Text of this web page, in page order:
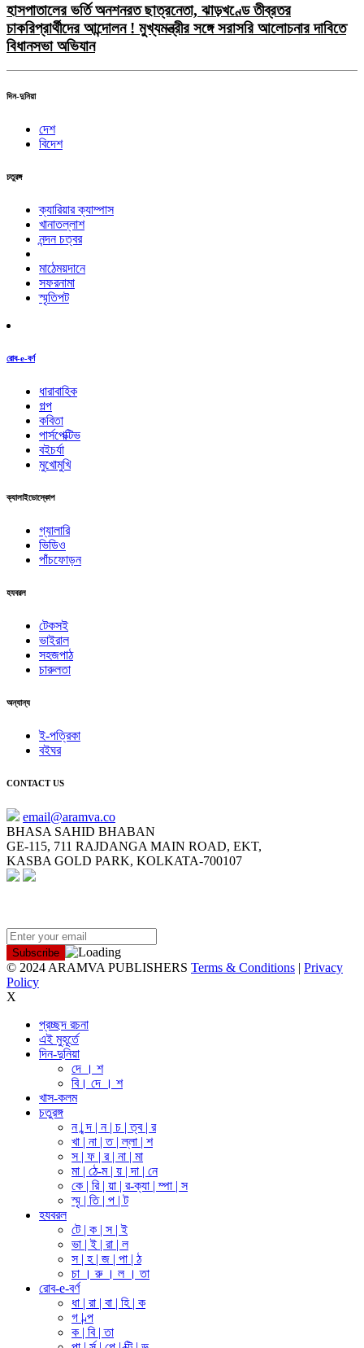
হাসপাতালের ভর্তি অনশনরত ছাত্রনেতা, ঝাড়খণ্ডে তীব্রতর
চাকরিপ্রার্থীদের আন্দোলন ! মুখ্যমন্ত্রীর সঙ্গে সরাসরি আলোচনার দাবিতে
বিধানসভা অভিযান
দিন-দুনিয়া
দেশ
বিদেশ
চতুরঙ্গ
ক্যারিয়ার ক্যাম্পাস
খানাতল্লাশ
নন্দন চত্বর
মাঠেময়দানে
সফরনামা
স্মৃতিপট
রোব-e-বর্ণ
ধারাবাহিক
গল্প
কবিতা
পার্সপেক্টিভ
বইচর্যা
মুখোমুখি
ক্যালাইডোস্কোপ
গ্যালারি
ভিডিও
পাঁচফোড়ন
হযবরল
টেকসই
ভাইরাল
সহজপাঠ
চারুলতা
অন্যান্য
ই-পত্রিকা
বইঘর
CONTACT US
email@aramva.co
BHASA SAHID BHABAN
GE-115, 711 RAJDANGA MAIN ROAD, EKT,
KASBA GOLD PARK, KOLKATA-700107
© 2024 ARAMVA PUBLISHERS Terms & Conditions | Privacy
Policy
X
প্রচ্ছদ রচনা
এই মুহূর্তে
দিন-দুনিয়া
দে । শ
বি। দে । শ
খাস-কলম
চতুরঙ্গ
ন | ন্দ | ন | চ | ত্ব | র
খা | না | ত | ল্লা | শ
স | ফ | র | না | মা
মা | ঠে-ম | য় | দা | নে
কে | রি | য়া | র-ক্যা | ম্পা | স
স্মৃ | তি | প | ট
হযবরল
টে | ক | স | ই
ভা | ই | রা | ল
স | হ | জ | পা | ঠ
চা । রু । ল । তা
রোব-e-বর্ণ
ধা | রা | বা | হি | ক
গ | ল্প
ক | বি | তা